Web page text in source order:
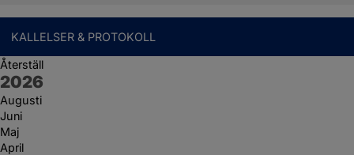
KALLELSER & PROTOKOLL
Återställ
År:
2026
Augusti
Juni
Maj
April